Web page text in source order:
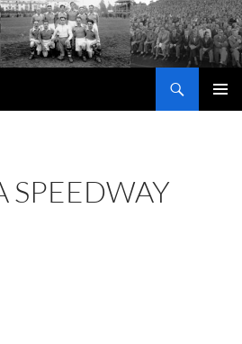
SPEEDWAY